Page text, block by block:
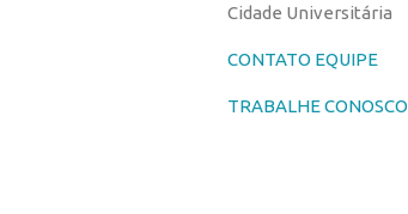
Cidade Universitária
CONTATO EQUIPE
TRABALHE CONOSCO